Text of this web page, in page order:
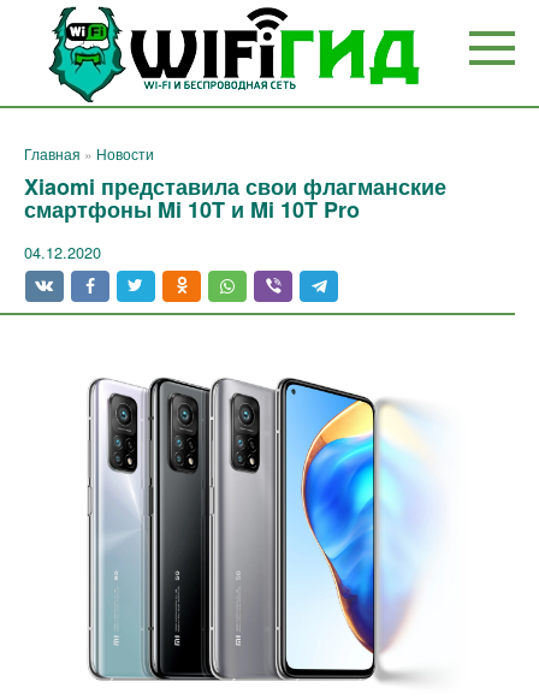
Перейти
контенту
Главная » Новости
Xiaomi представила свои флагманские
смартфоны Mi 10T и Mi 10T Pro
04.12.2020